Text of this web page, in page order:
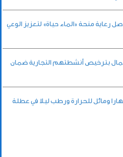
رعاية منحة «الماء حياة» لتعزيز الوعي
بترخيص أنشطتهم التجارية ضمان
ومائل للحرارة ورطب ليلا في عطلة